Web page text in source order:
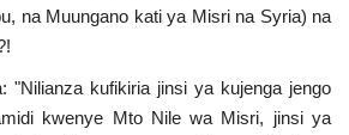
na Muungano kati ya Misri na Syria) na
"Nilianza kufikiria jinsi ya kujenga jengo
kwenye Mto Nile wa Misri, jinsi ya